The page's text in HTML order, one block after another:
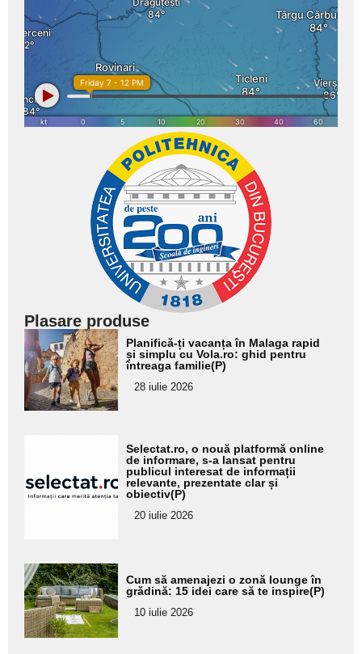
Plasare produse
Adaugă
aici textul
pentru
subtitlu
Planifică-ți vacanța în Malaga rapid
și simplu cu Vola.ro: ghid pentru
întreaga familie(P)
28 iulie 2026
pentru
subtitlu
Selectat.ro, o nouă platformă online
de informare, s-a lansat pentru
publicul interesat de informații
relevante, prezentate clar și
obiectiv(P)
20 iulie 2026
Adaugă
aici textul
pentru
subtitlu
Cum să amenajezi o zonă lounge în
grădină: 15 idei care să te inspire(P)
10 iulie 2026